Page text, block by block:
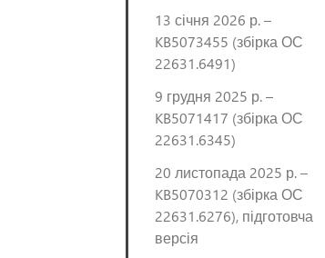
13 січня 2026 р. –
KB5073455 (збірка ОС
22631.6491)
9 грудня 2025 р. –
KB5071417 (збірка ОС
22631.6345)
20 листопада 2025 р. –
KB5070312 (збірка ОС
22631.6276), підготовча
версія